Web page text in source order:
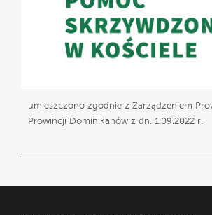
umieszczono zgodnie z Zarządzeniem
Prowincji Dominikanów z dn. 1.09.2022 r.